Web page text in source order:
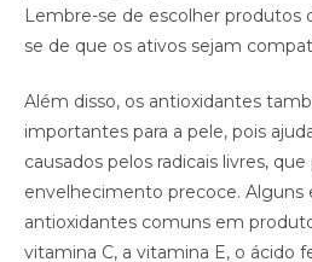
Lembre-se de escolher produtos
se de que os ativos sejam
Além disso, os antioxidantes
importantes para a pele, pois
causados pelos radicais livres,
envelhecimento precoce. Alguns
antioxidantes comuns em
vitamina C, a vitamina E, o ácido